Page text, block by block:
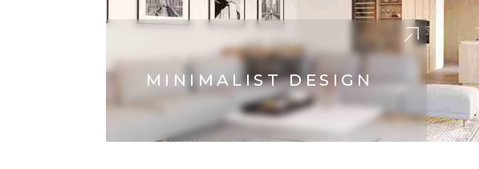
MINIMALIST DESIGN